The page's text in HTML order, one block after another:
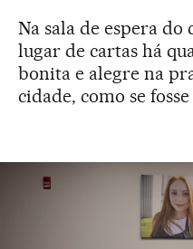
Na sala de espera
lugar de cartas há
bonita e alegre na
cidade, como se